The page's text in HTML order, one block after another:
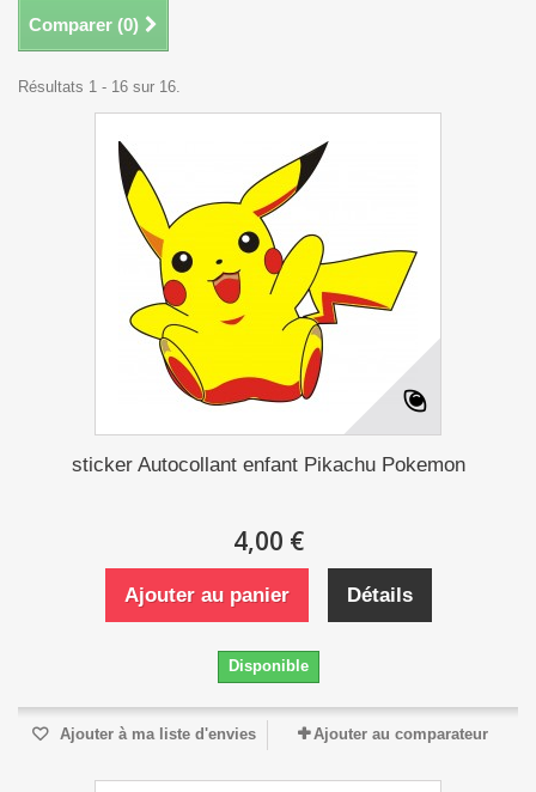
Comparer (0)
Résultats 1 - 16 sur 16.
sticker Autocollant enfant Pikachu Pokemon
4,00 €
Ajouter au panier Détails
Disponible
Ajouter à ma liste d'envies Ajouter au comparateur